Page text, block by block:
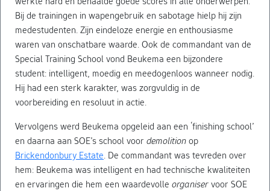
Bij de trainingen in wapengebruik en sabotage hielp hij zijn
medestudenten. Zijn eindeloze energie en enthousiasme
waren van onschatbare waarde. Ook de commandant van de
Special Training School vond Beukema een bijzondere
student: intelligent, moedig en meedogenloos wanneer nodig.
Hij had een sterk karakter, was zorgvuldig in de
voorbereiding en resoluut in actie.
Vervolgens werd Beukema opgeleid aan een ‘finishing school’
en daarna aan SOE’s school voor demolitionop
Brickendonbury Estate. De commandant was tevreden over
hem: Beukema was intelligent en had technische kwaliteiten
en ervaringen die hem een waardevolle organiservoor SOE